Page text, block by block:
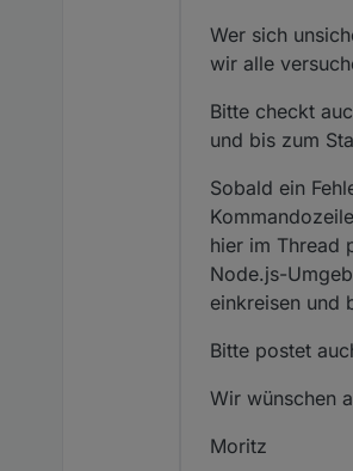
Wer sich
wir alle
Bitte checkt
und bis zum
Sobald ein
hier im Thread
Node.js-
einkreisen und
Bitte postet
Wir wünschen
Moritz